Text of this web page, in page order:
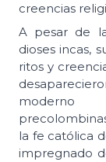
creencias
A pesar de
dioses incas,
ritos y
moderno
la fe católica
impregnado